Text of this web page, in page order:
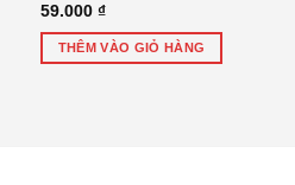
59.000 ₫
THÊM VÀO GIỎ HÀNG